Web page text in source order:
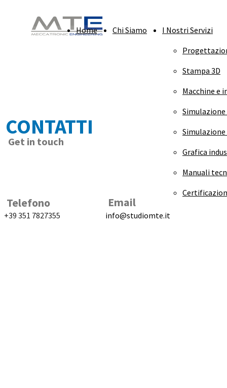
Home Chi Siamo
I Nostri Servizi
Stampa 3D
Macchine e
Simulazione
Simulazione
Grafica
Manuali
CONTATTI
Get in touch
Email
Telefono
+39 351 7827355 info@studiomte.it